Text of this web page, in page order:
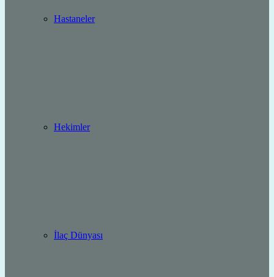
Hastaneler
Hekimler
İlaç Dünyası